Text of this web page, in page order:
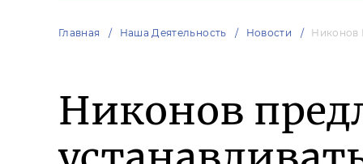
Главная Наша Деятельность Новости Никонов
Никонов